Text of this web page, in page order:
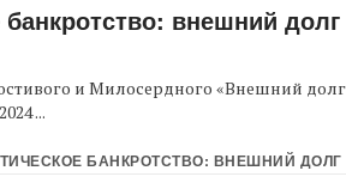
внешний
и Милосердного «Внешний долг
...
БАНКРОТСТВО: ВНЕШНИЙ ДОЛГ